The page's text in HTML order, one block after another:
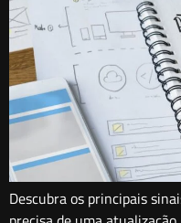
Descubra os principais